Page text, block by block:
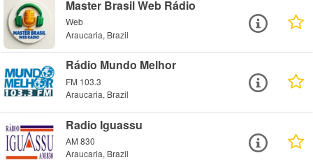
Master Brasil Web Rádio
Web
Araucaria, Brazil
Rádio Mundo Melhor
FM 103.3
Araucaria, Brazil
Radio Iguassu
AM 830
Araucaria, Brazil